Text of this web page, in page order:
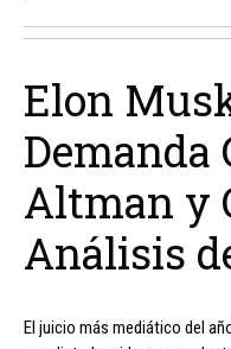
Elon
Demanda
Altman y
Análisis
El juicio más mediático del